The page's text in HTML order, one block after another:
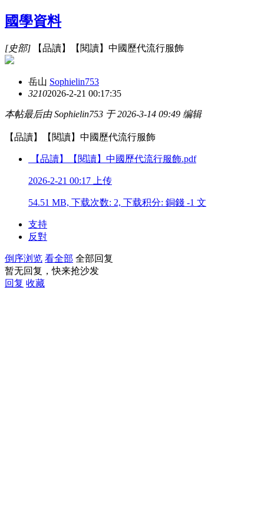
國學資料
[史部] 【品讀】【閱讀】中國歷代流行服飾
岳山 Sophielin753
32102026-2-21 00:17:35
本帖最后由 Sophielin753 于 2026-3-14 09:49 编辑
【品讀】【閱讀】中國歷代流行服飾
【品讀】【閱讀】中國歷代流行服飾.pdf
2026-2-21 00:17 上传
54.51 MB, 下载次数: 2, 下载积分: 銅錢 -1 文
支持
反對
倒序浏览 看全部 全部回复
暂无回复，快来抢沙发
回复 收藏